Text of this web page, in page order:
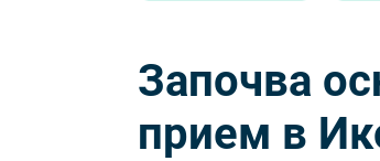
Започва
прием в